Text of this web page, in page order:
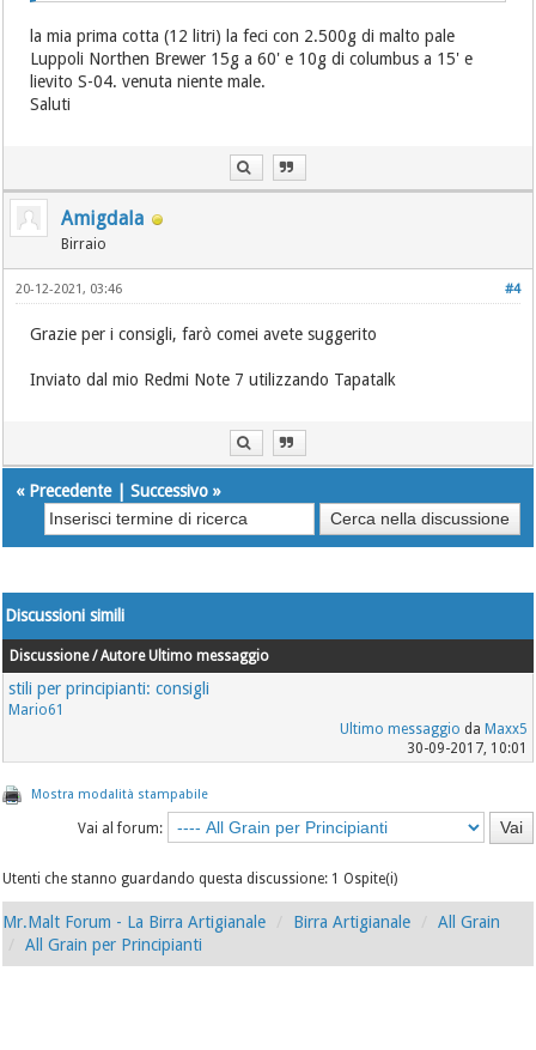
la mia prima cotta (12 litri) la feci con 2.500g di malto pale
Luppoli Northen Brewer 15g a 60' e 10g di columbus a 15' e
lievito S-04. venuta niente male.
Saluti
Amigdala
Birraio
#4
20-12-2021, 03:46
Grazie per i consigli, farò comei avete suggerito
Inviato dal mio Redmi Note 7 utilizzando Tapatalk
« Precedente|Successivo »
Discussioni simili
Discussione / Autore Ultimo messaggio
stili per principianti: consigli
Mario61
Ultimo messaggio da Maxx5
30-09-2017, 10:01
Mostra modalità stampabile
Vai al forum:
Utenti che stanno guardando questa discussione: 1 Ospite(i)
Mr.Malt Forum - La Birra Artigianale Birra Artigianale
All Grain
All Grain per Principianti